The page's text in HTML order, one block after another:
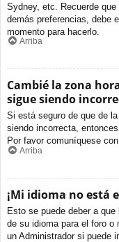
Sydney, etc. Recuerde
demás preferencias, debe
momento para hacerlo.
Arriba
Cambié la zona
sigue siendo
Si está seguro de que de
siendo incorrecta,
Por favor comuníquese
Arriba
¡Mi idioma no está
Esto se puede deber a
de su idioma para el foro o
un Administrador si puede